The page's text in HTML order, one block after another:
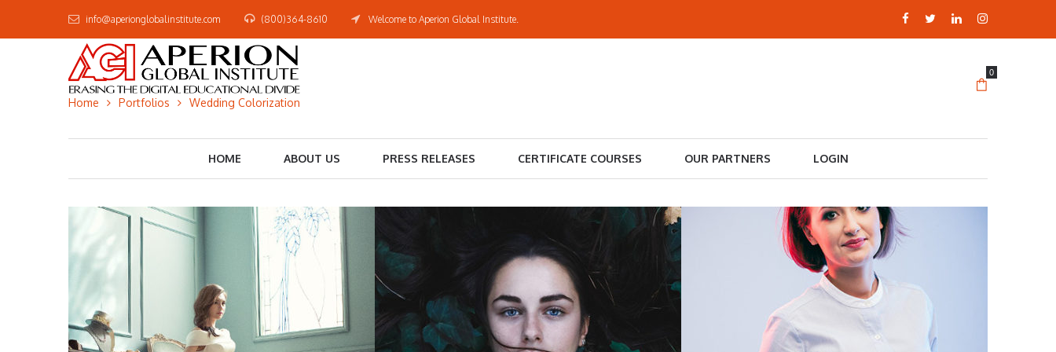
info@aperionglobalinstitute.com (800)364-8610 Welcome to Aperion Global Institute.
0
HOME ABOUT US PRESS RELEASES CERTIFICATE COURSES OUR PARTNERS LOGIN
Home Portfolios Wedding Colorization